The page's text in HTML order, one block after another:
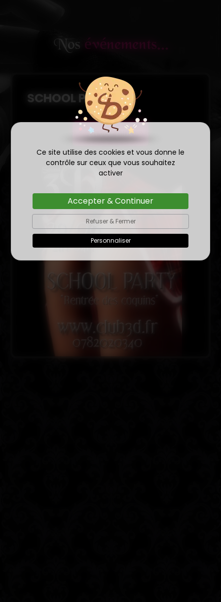
Ce site utilise des cookies et vous donne le
contrôle sur ceux que vous souhaitez
activer
Accepter & Continuer
Refuser & Fermer
Personnaliser
Nos événements...
SCHOOL PARTY
En voir plus